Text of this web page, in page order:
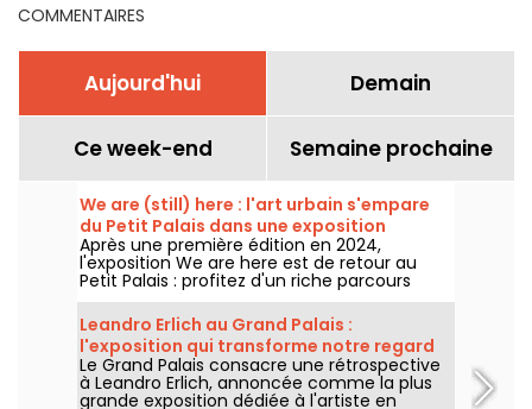
COMMENTAIRES
Aujourd'hui Demain
Ce week-end Semaine prochaine
We are (still) here : l'art urbain s'empare
du Petit Palais dans une exposition
gratuite cet été
Après une première édition en 2024,
l'exposition We are here est de retour au
Petit Palais : profitez d'un riche parcours
d'art urbain en plein cœur du musée des
Beaux-Arts. L'exposition est visible
gratuitement du 20 juin au 20 septembre
2026.
Leandro Erlich au Grand Palais :
l'exposition qui transforme notre regard
sur le réel - nos photos
Le Grand Palais consacre une rétrospective
à Leandro Erlich, annoncée comme la plus
grande exposition dédiée à l'artiste en